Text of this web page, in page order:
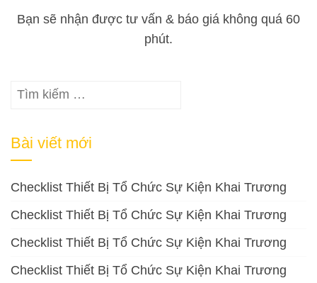
Bạn sẽ nhận được tư vấn & báo giá không quá 60
phút.
Tìm
Bài viết mới
Checklist Thiết Bị Tổ Chức Sự Kiện Khai Trương
Checklist Thiết Bị Tổ Chức Sự Kiện Khai Trương
Checklist Thiết Bị Tổ Chức Sự Kiện Khai Trương
Checklist Thiết Bị Tổ Chức Sự Kiện Khai Trương